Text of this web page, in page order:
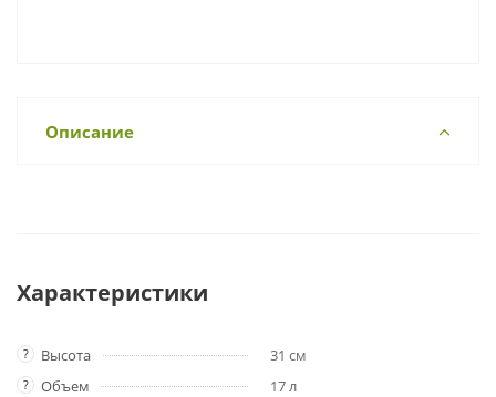
Описание
Характеристики
? Высота 31 см
? Объем
17 л